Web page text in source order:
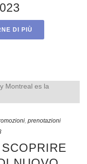
DI PIÙ
prenotazioni